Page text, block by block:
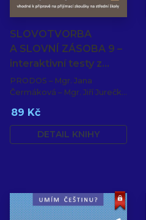
SLOVOTVORBA
A SLOVNÍ ZÁSOBA 9 –
interaktivní testy z…
PRODOS – Mgr. Jana
Čermáková – Mgr. Jiří Jurečka
89 Kč
DETAIL KNIHY